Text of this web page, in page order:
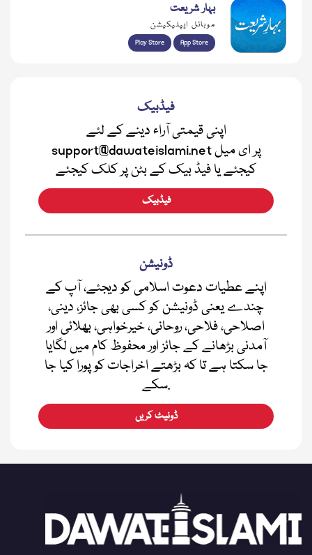
بہار شریعت
موبائل ایپلیکیشن
Play Store App Store
فیڈبیک
اپنی قیمتی آراء دینے کے لئے
support@dawateislami.net پر ای میل
کیجئے یا فیڈ بیک کے بٹن پر کلک کیجئے
فیڈبیک
ڈونیشن
اپنے عطیات دعوت اسلامی کو دیجئے، آپ کے
چندے یعنی ڈونیشن کو کسی بھی جائز، دینی،
اصلاحی، فلاحی، روحانی، خیرخواہی، بھلائی اور
آمدنی بڑھانے کے جائز اور محفوظ کام میں لگایا
جا سکتا ہے تا کہ بڑھتے اخراجات کو پورا کیا جا
سکے.
ڈونیٹ کریں